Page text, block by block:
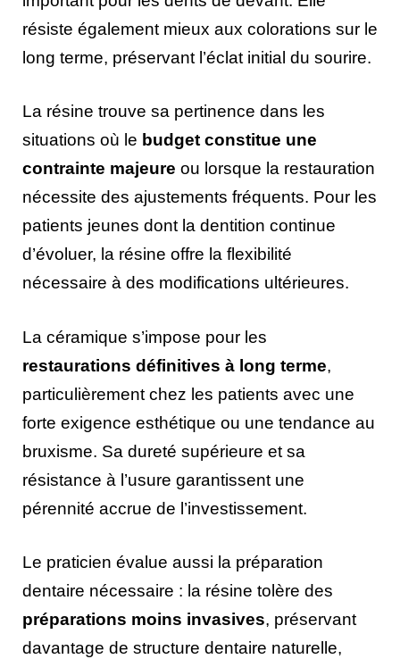
résiste également mieux aux colorations sur le
long terme, préservant l’éclat initial du sourire.
La résine trouve sa pertinence dans les
situations où le budget constitue une
contrainte majeure ou lorsque la restauration
nécessite des ajustements fréquents. Pour les
patients jeunes dont la dentition continue
d’évoluer, la résine offre la flexibilité
nécessaire à des modifications ultérieures.
La céramique s’impose pour les
restaurations définitives à long terme,
particulièrement chez les patients avec une
forte exigence esthétique ou une tendance au
bruxisme. Sa dureté supérieure et sa
résistance à l’usure garantissent une
pérennité accrue de l’investissement.
Le praticien évalue aussi la préparation
dentaire nécessaire : la résine tolère des
préparations moins invasives, préservant
davantage de structure dentaire naturelle,